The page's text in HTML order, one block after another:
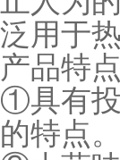
泛用于
产品特点
①具有
的特点。